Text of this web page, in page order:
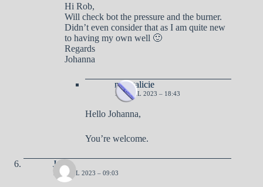
Hi Rob,
Will check bot the pressure and the burner.
Didn’t even consider that as I am quite new
to having my own well 🙂
Regards
Johanna
naargalicie
15 APRIL 2023 – 18:43
Hello Johanna,
You’re welcome.
José
14 APRIL 2023 – 09:03